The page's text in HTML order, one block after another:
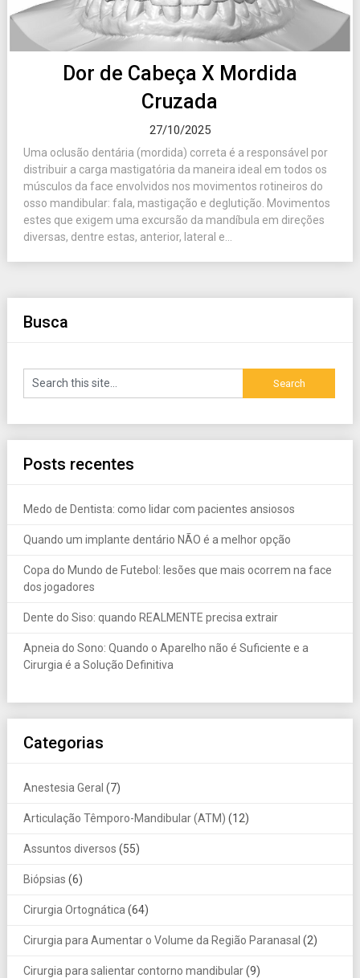
Dor de Cabeça X Mordida
Cruzada
27/10/2025
Uma oclusão dentária (mordida) correta é a responsável por
distribuir a carga mastigatória da maneira ideal em todos os
músculos da face envolvidos nos movimentos rotineiros do
osso mandibular: fala, mastigação e deglutição. Movimentos
estes que exigem uma excursão da mandíbula em direções
diversas, dentre estas, anterior, lateral e...
Busca
Posts recentes
Medo de Dentista: como lidar com pacientes ansiosos
Quando um implante dentário NÃO é a melhor opção
Copa do Mundo de Futebol: lesões que mais ocorrem na face
dos jogadores
Dente do Siso: quando REALMENTE precisa extrair
Apneia do Sono: Quando o Aparelho não é Suficiente e a
Cirurgia é a Solução Definitiva
Categorias
Anestesia Geral (7)
Articulação Têmporo-Mandibular (ATM) (12)
Assuntos diversos (55)
Biópsias (6)
Cirurgia Ortognática (64)
Cirurgia para Aumentar o Volume da Região Paranasal (2)
Cirurgia para salientar contorno mandibular(9)